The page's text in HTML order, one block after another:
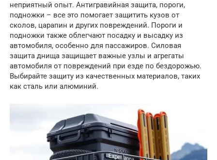
неприятный опыт. Антигравийная защита, пороги,
подножки – все это помогает защитить кузов от
сколов, царапин и других повреждений. Пороги и
подножки также облегчают посадку и высадку из
автомобиля, особенно для пассажиров. Силовая
защита днища защищает важные узлы и агрегаты
автомобиля от повреждений при езде по бездорожью.
Выбирайте защиту из качественных материалов, таких
как сталь или алюминий.